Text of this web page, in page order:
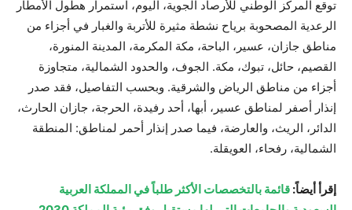
توقع المركز الوطني للأرصاد الجوية، اليوم، استمرار هطول الأمطار
الرعدية المصحوبة برياح نشطة مثيرة للأتربة والغبار في أجزاء من
مناطق جازان، عسير، الباحة، مكة المكرمة، المدينة المنورة،
القصيم، حائل، تبوك، مكة. الجوف، والحدود الشمالية، متجاوزة
أجزاء من مناطق الرياض والشرقية. وبحسب التفاصيل، فقد صدر
إنذار أصفر لمناطق عسير، أبها، أحد رفيدة، الحرجة، جازان الحارث،
الدائر، الريث، والعارضة، فيما صدر إنذار أحمر لمناطق: المنطقة
الشمالية، رفحاء، العويقلة.
إقرأ أيضاً: قائمة بالتخصصات الأكثر طلباً في المملكة العربية